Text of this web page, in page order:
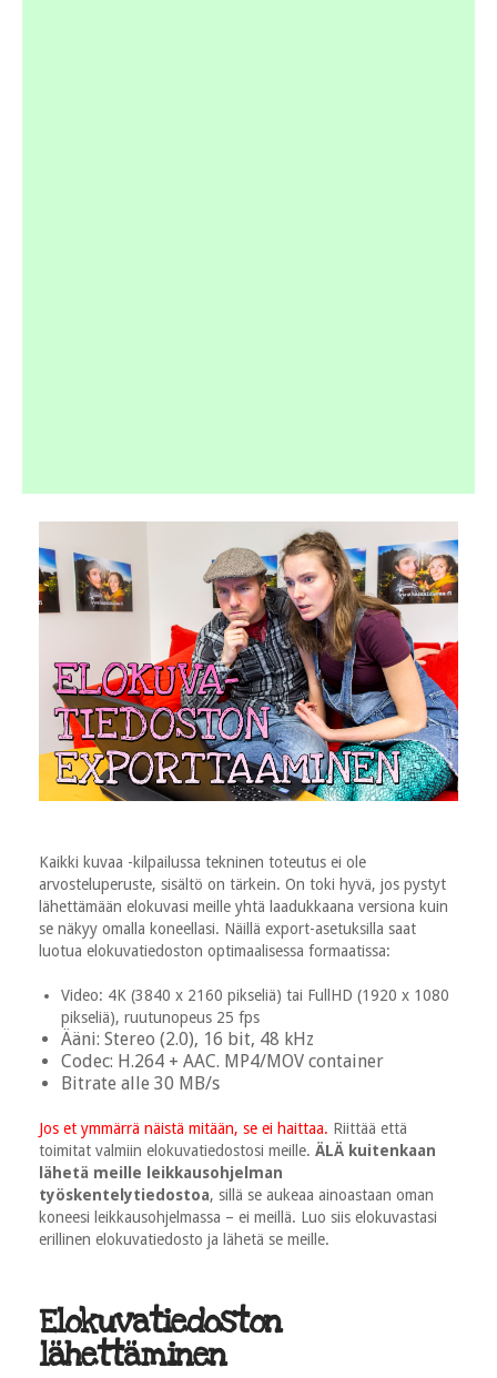
Kaikki kuvaa -kilpailussa tekninen toteutus ei ole
arvosteluperuste, sisältö on tärkein. On toki hyvä, jos pystyt
lähettämään elokuvasi meille yhtä laadukkaana versiona kuin
se näkyy omalla koneellasi. Näillä export-asetuksilla saat
luotua elokuvatiedoston optimaalisessa formaatissa:
Video: 4K (3840 x 2160 pikseliä) tai FullHD (1920 x 1080
pikseliä), ruutunopeus 25 fps
Ääni: Stereo (2.0), 16 bit, 48 kHz
Codec: H.264 + AAC. MP4/MOV container
Bitrate alle 30 MB/s
Jos et ymmärrä näistä mitään, se ei haittaa. Riittää että
toimitat valmiin elokuvatiedostosi meille. ÄLÄ kuitenkaan
lähetä meille leikkausohjelman
työskentelytiedostoa, sillä se aukeaa ainoastaan oman
koneesi leikkausohjelmassa – ei meillä. Luo siis elokuvastasi
erillinen elokuvatiedosto ja lähetä se meille.
Elokuvatiedoston
lähettäminen